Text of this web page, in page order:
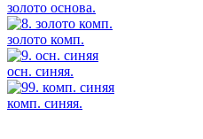
золото основа.
золото комп.
осн. синяя.
комп. синяя.